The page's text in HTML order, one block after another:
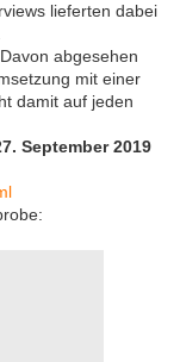
lieferten dabei
abgesehen
mit einer
damit auf jeden
September 2019